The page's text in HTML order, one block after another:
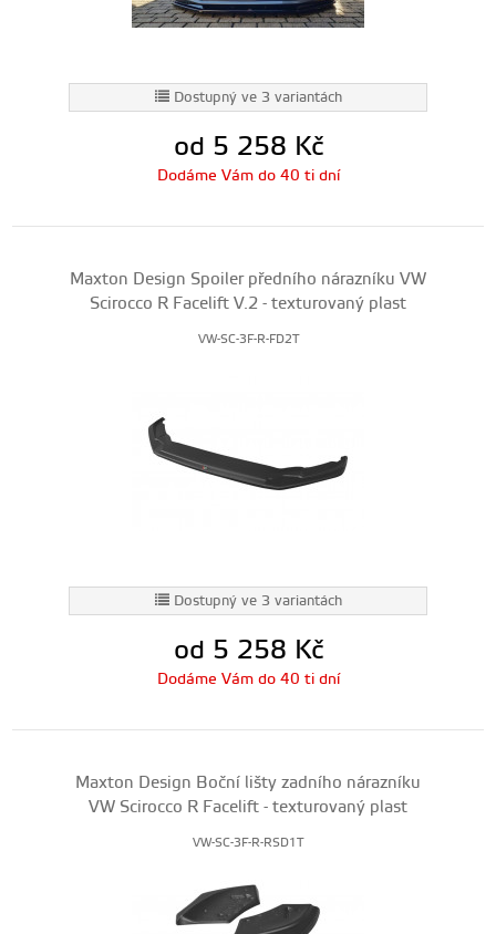
Dostupný ve 3 variantách
od 5 258 Kč
Dodáme Vám do 40 ti dní
Maxton Design Spoiler předního nárazníku VW
Scirocco R Facelift V.2 - texturovaný plast
VW-SC-3F-R-FD2T
Dostupný ve 3 variantách
od 5 258 Kč
Dodáme Vám do 40 ti dní
Maxton Design Boční lišty zadního nárazníku
VW Scirocco R Facelift - texturovaný plast
VW-SC-3F-R-RSD1T